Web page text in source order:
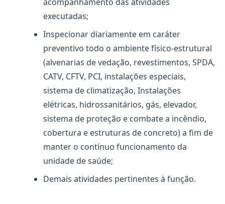
executadas;
Inspecionar diariamente em caráter
preventivo todo o ambiente físico-estrutural
(alvenarias de vedação, revestimentos, SPDA,
CATV, CFTV, PCI, instalações especiais,
sistema de climatização, Instalações
elétricas, hidrossanitários, gás, elevador,
sistema de proteção e combate a incêndio,
cobertura e estruturas de concreto) a fim de
manter o contínuo funcionamento da
unidade de saúde;
Demais atividades pertinentes à função.